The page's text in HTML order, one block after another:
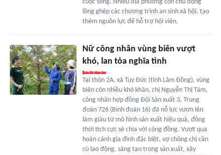
cuộc sống. Nhiều địa phương còn chủ động
lồng ghép các chương trình an sinh xã hội, tạo
thêm nguồn lực để hỗ trợ hội viên.
Nữ công nhân vùng biên vượt
khó, lan tỏa nghĩa tình
Tại thôn 2A, xã Tuy Đức (tỉnh Lâm Đồng), vùng
biên còn nhiều khó khăn, chị Nguyễn Thị Tám,
công nhân hợp đồng Đội Sản xuất 3, Trung
đoàn 726 (Binh đoàn 16) đã nỗ lực vươn lên
làm giàu từ mô hình sản xuất hiệu quả, đồng
thời tích cực sẻ chia với cộng đồng. Vượt qua
hoàn cảnh gia đình đặc biệt, vợ chồng chị cần
cù lao động, sáng tạo trong sản xuất, xây